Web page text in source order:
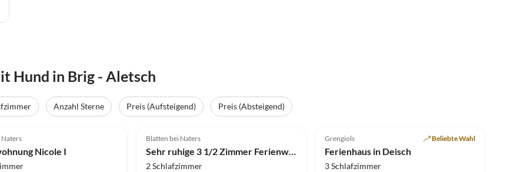
Hund in Brig - Aletsch
Anzahl Sterne Preis (Aufsteigend)
Preis (Absteigend)
Nicole I
Blatten bei Naters
Sehr ruhige 3 1/2 Zimmer Ferienwohnung
2 Schlafzimmer
Grengiols Beliebte Wahl
Ferienhaus in Deisch
3 Schlafzimmer